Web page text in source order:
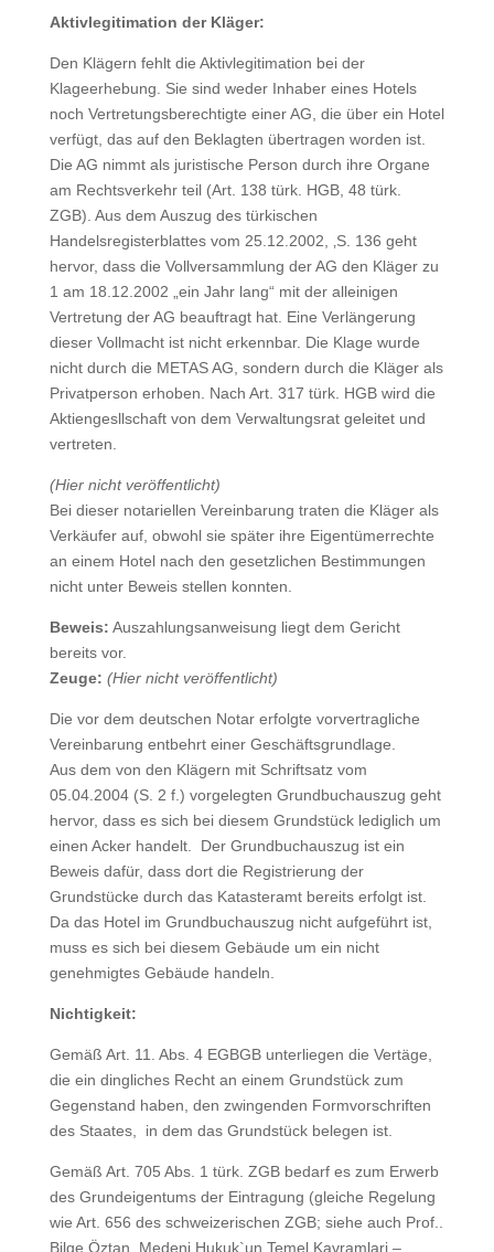
Aktivlegitimation der Kläger:
Den Klägern fehlt die Aktivlegitimation bei der
Klageerhebung. Sie sind weder Inhaber eines Hotels
noch Vertretungsberechtigte einer AG, die über ein Hotel
verfügt, das auf den Beklagten übertragen worden ist.
Die AG nimmt als juristische Person durch ihre Organe
am Rechtsverkehr teil (Art. 138 türk. HGB, 48 türk.
ZGB). Aus dem Auszug des türkischen
Handelsregisterblattes vom 25.12.2002, ‚S. 136 geht
hervor, dass die Vollversammlung der AG den Kläger zu
1 am 18.12.2002 „ein Jahr lang“ mit der alleinigen
Vertretung der AG beauftragt hat. Eine Verlängerung
dieser Vollmacht ist nicht erkennbar. Die Klage wurde
nicht durch die METAS AG, sondern durch die Kläger als
Privatperson erhoben. Nach Art. 317 türk. HGB wird die
Aktiengesllschaft von dem Verwaltungsrat geleitet und
vertreten.
(Hier nicht veröffentlicht)
Bei dieser notariellen Vereinbarung traten die Kläger als
Verkäufer auf, obwohl sie später ihre Eigentümerrechte
an einem Hotel nach den gesetzlichen Bestimmungen
nicht unter Beweis stellen konnten.
Beweis: Auszahlungsanweisung liegt dem Gericht
bereits vor.
Zeuge: (Hier nicht veröffentlicht)
Die vor dem deutschen Notar erfolgte vorvertragliche
Vereinbarung entbehrt einer Geschäftsgrundlage.
Aus dem von den Klägern mit Schriftsatz vom
05.04.2004 (S. 2 f.) vorgelegten Grundbuchauszug geht
hervor, dass es sich bei diesem Grundstück lediglich um
einen Acker handelt. Der Grundbuchauszug ist ein
Beweis dafür, dass dort die Registrierung der
Grundstücke durch das Katasteramt bereits erfolgt ist.
Da das Hotel im Grundbuchauszug nicht aufgeführt ist,
muss es sich bei diesem Gebäude um ein nicht
genehmigtes Gebäude handeln.
Nichtigkeit:
Gemäß Art. 11. Abs. 4 EGBGB unterliegen die Vertäge,
die ein dingliches Recht an einem Grundstück zum
Gegenstand haben, den zwingenden Formvorschriften
des Staates, in dem das Grundstück belegen ist.
Gemäß Art. 705 Abs. 1 türk. ZGB bedarf es zum Erwerb
des Grundeigentums der Eintragung (gleiche Regelung
wie Art. 656 des schweizerischen ZGB; siehe auch Prof..
Bilge Öztan, Medeni Hukuk`un Temel Kavramlari –